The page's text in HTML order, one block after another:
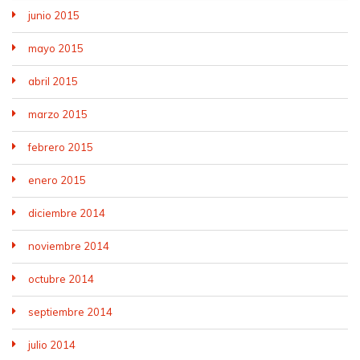
junio 2015
mayo 2015
abril 2015
marzo 2015
febrero 2015
enero 2015
diciembre 2014
noviembre 2014
octubre 2014
septiembre 2014
julio 2014